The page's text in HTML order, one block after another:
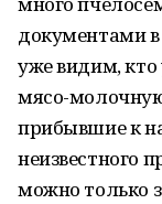
документами
уже видим, кто
мясо-
прибывшие к
неизвестного
можно только